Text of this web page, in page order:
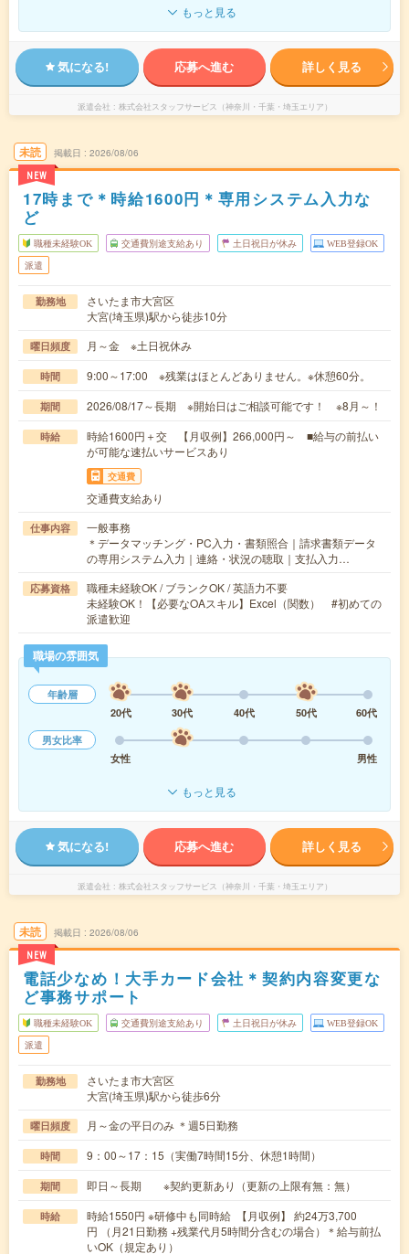
もっと見る
気になる! 応募へ進む 詳しく見る
派遣会社 株式会社スタッフサービス（神奈川・千葉・埼玉エリア）
未読
NEW
掲載日 2026/08/06
17時まで＊時給1600円＊専用システム入力な
ど
職種未経験OK 交通費別途支給あり 土日祝日が休み WEB登録OK
派遣
勤務地
さいたま市大宮区
大宮(埼玉県)駅から徒歩10分
曜日頻度 月～金 ※土日祝休み
時間 9:00～17:00 ※残業はほとんどありません。※休憩60分。
期間 2026/08/17～長期 ※開始日はご相談可能です！ ※8月～！
時給
時給1600円＋交 【月収例】266,000円～ ■給与の前払い
が可能な速払いサービスあり
交通費
交通費支給あり
仕事内容
一般事務
＊データマッチング・PC入力・書類照合｜請求書類データ
の専用システム入力｜連絡・状況の聴取｜支払入力…
応募資格
職種未経験OK / ブランクOK / 英語力不要
未経験OK！【必要なOAスキル】Excel（関数） #初めての
派遣歓迎
職場の雰囲気
年齢層
20代
30代 40代 50代
60代
男女比率
女性
男性
もっと見る
気になる! 応募へ進む 詳しく見る
派遣会社 株式会社スタッフサービス（神奈川・千葉・埼玉エリア）
未読
NEW
掲載日 2026/08/06
電話少なめ！大手カード会社＊契約内容変更な
ど事務サポート
職種未経験OK 交通費別途支給あり 土日祝日が休み WEB登録OK
派遣
勤務地
さいたま市大宮区
大宮(埼玉県)駅から徒歩6分
曜日頻度 月～金の平日のみ ＊週5日勤務
時間 9：00～17：15（実働7時間15分、休憩1時間）
期間 即日～長期 ※契約更新あり（更新の上限有無：無）
時給
時給1550円 ※研修中も同時給 【月収例】 約24万3,700
円 （月21日勤務 +残業代月5時間分含むの場合）＊給与前払
いOK（規定あり）